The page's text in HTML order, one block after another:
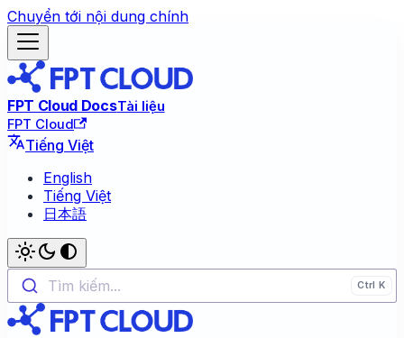
Chuyển tới nội dung chính
FPT Cloud DocsTài liệu
FPT Cloud
Tiếng Việt
English
Tiếng Việt
日本語
Tìm kiếm...